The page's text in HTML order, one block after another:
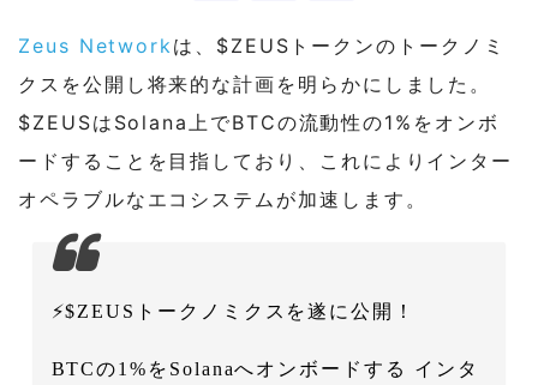
Zeus Network は、$ZEUSトークンのトークノミ
クスを公開し将来的な計画を明らかにしました。
$ZEUSはSolana上でBTCの流動性の1%をオンボ
ードすることを目指しており、これによりインター
オペラブルなエコシステムが加速します。
⚡️$ZEUSトークノミクスを遂に公開！
BTCの1%をSolanaへオンボードする インタ